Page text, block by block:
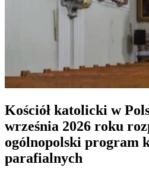
Kościół katolicki w
września 2026 roku
ogólnopolski program
parafialnych